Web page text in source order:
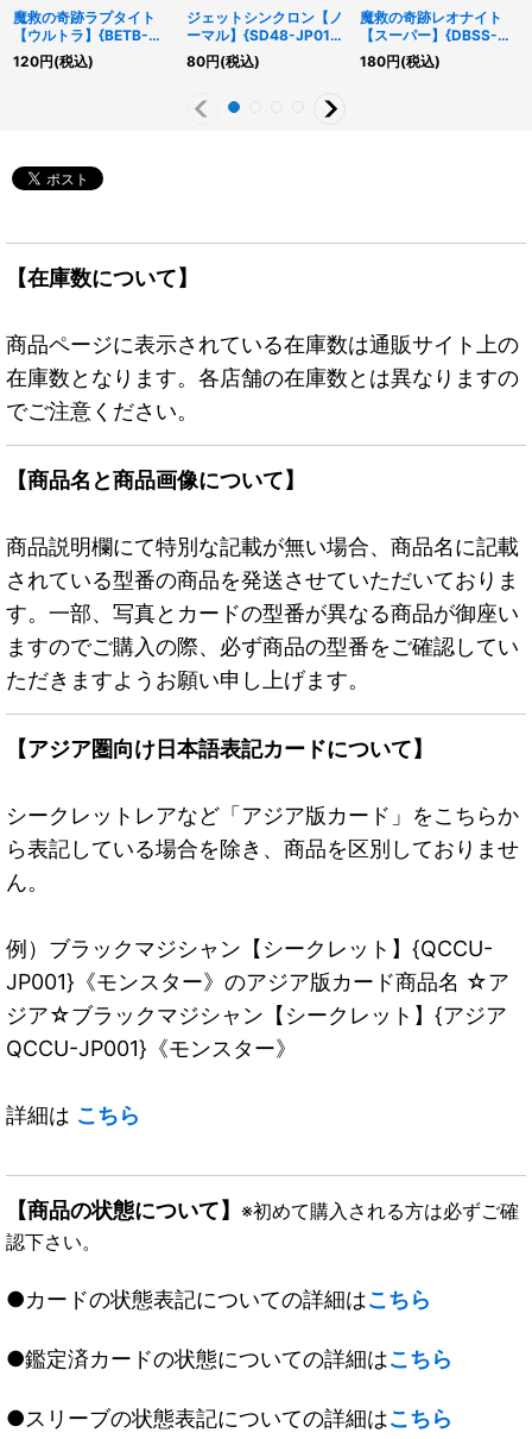
魔救の奇跡ラプタイト
【ウルトラ】{BETB-
JPS10}《シンクロ》
120円(税込)
ジェットシンクロン【ノ
ーマル】{SD48-JP013}
《モンスター》
80円(税込)
魔救の奇跡レオナイト
【スーパー】{DBSS-
JP007}《シンクロ》
180円(税込)
【在庫数について】
商品ページに表示されている在庫数は通販サイト上の
在庫数となります。各店舗の在庫数とは異なりますの
でご注意ください。
【商品名と商品画像について】
商品説明欄にて特別な記載が無い場合、商品名に記載
されている型番の商品を発送させていただいておりま
す。一部、写真とカードの型番が異なる商品が御座い
ますのでご購入の際、必ず商品の型番をご確認してい
ただきますようお願い申し上げます。
【アジア圏向け日本語表記カードについて】
シークレットレアなど「アジア版カード」をこちらか
ら表記している場合を除き、商品を区別しておりませ
ん。
例）ブラックマジシャン【シークレット】{QCCU-
JP001}《モンスター》のアジア版カード商品名 ☆ア
ジア☆ブラックマジシャン【シークレット】{アジア
QCCU-JP001}《モンスター》
詳細は こちら
【商品の状態について】 ※初めて購入される方は必ずご確
認下さい。
●カードの状態表記についての詳細はこちら
●鑑定済カードの状態についての詳細はこちら
●スリーブの状態表記についての詳細はこちら